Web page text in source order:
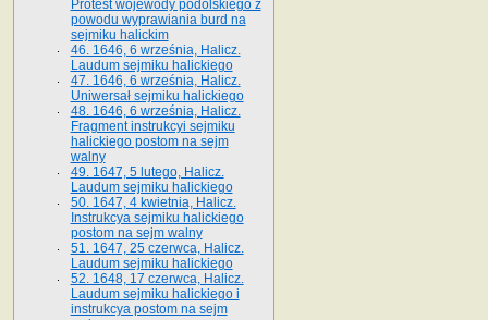
Protest wojewody podolskiego z
powodu wyprawiania burd na
sejmiku halickim
46. 1646, 6 września, Halicz.
Laudum sejmiku halickiego
47. 1646, 6 września, Halicz.
Uniwersał sejmiku halickiego
48. 1646, 6 września, Halicz.
Fragment instrukcyi sejmiku
halickiego postom na sejm
walny
49. 1647, 5 lutego, Halicz.
Laudum sejmiku halickiego
50. 1647, 4 kwietnia, Halicz.
Instrukcya sejmiku halickiego
postom na sejm walny
51. 1647, 25 czerwca, Halicz.
Laudum sejmiku halickiego
52. 1648, 17 czerwca, Halicz.
Laudum sejmiku halickiego i
instrukcya postom na sejm